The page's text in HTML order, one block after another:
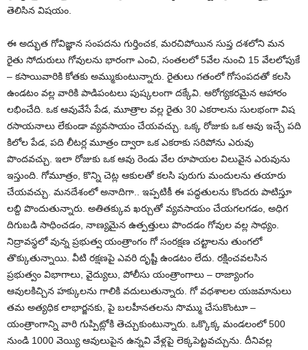
తెలిసిన విషయం.
ఈ అద్భుత గోవిజ్ఞాన సంపదను గుర్తించక, మరచిపోయిన సుప్త దశలోని మన
రైతు సోదురులు గోవులను భారంగా ఎంచి, సంతలలో 5వేల నుంచి 15 వేలలోపుకే
– కసాయివారికి కోతకు అమ్ముకుంటున్నారు. రైతులు గతంలో గోసంపదతో కలసి
ఉండటం వల్ల వారికి పాడిపంటలు పుష్కలంగా దక్కేవి. ఆరోగ్యకరమైన ఆహారం
లభించేది. ఒక ఆవువేసే పేడ, మూత్రాల వల్ల రైతు 30 ఎకరాలను సులభంగా విష
రసాయనాలు లేకుండా వ్యవసాయం చేయవచ్చు. ఒక్క రోజుకు ఒక ఆవు ఇచ్చే పది
కిలోల పేడ, పది లీటర్ల మూత్రం ద్వారా ఒక ఎకరాకు సరిపోను ఎరువు
పొందవచ్చు. ఇలా రోజుకు ఒక ఆవు రెండు వేల రూపాయల విలువైన ఎరువును
ఇస్తుంది. గోమూత్రం, కొన్ని చెట్ల ఆకులతో కలసి పురుగు మందులను తయారు
చేయవచ్చు. మనదేశంలో అనాదిగా.. ఇప్పటికీ ఈ పద్ధతులను కొందరు పాటిస్తూ
లబ్ది పొందుతున్నారు. అతితక్కువ ఖర్చుతో వ్యవసాయం చేయగలగడం, అధిగ
దిగుబడి సాధించడం, నాణ్యమైన ఉత్పత్తులు పొందడం గోవుల వల్ల సాధ్యం.
నిద్రావస్థలో వున్న ప్రభుత్వ యంత్రాంగం గో సంరక్షణ చట్టాలను తుంగలో
తొక్కుతున్నాయి. వీటి రక్షణపై ఎవరి దృష్టీ ఉండటం లేదు. రక్షించవలసిన
ప్రభుత్వం విభాగాలు, వైద్యులు, పోలీసు యంత్రాంగాలు – రాజ్యాంగం
ఆవులకిచ్చిన హక్కులను గాలికి వదులుతున్నారు. గో వధశాలల యజమానులు
తమ అత్యధిక లాభార్జనకు, పై బలహీనతలను సొమ్ము చేసుకొంటూ –
యంత్రాంగాన్ని వారి గుప్పిట్లోకి తెచ్చుకుంటున్నారు. ఒక్కొక్క మండలంలో 500
నుండి 1000 వెయ్యి ఆవులుపైన ఉన్నవి వేళ్లపై లెక్కపెట్టవచ్చును. దీనివల్ల